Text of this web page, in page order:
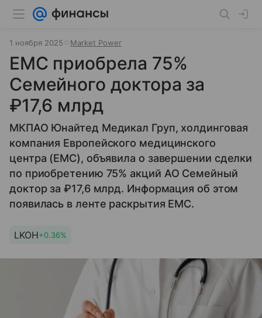
1 ноября 2025 Market Power
EMC приобрела 75%
Семейного доктора за
₽17,6 млрд
МКПАО Юнайтед Медикал Груп, холдинговая
компания Европейского медицинского
центра (EMC), объявила о завершении сделки
по приобретению 75% акций АО Семейный
доктор за ₽17,6 млрд. Информация об этом
появилась в ленте раскрытия EMC.
LKOH+0.36%